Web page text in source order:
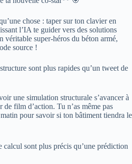
chose : taper sur ton clavier en
l’IA te guider vers des solutions
véritable super-héros du béton armé,
source !
sont plus rapides qu’un tweet de
une simulation structurale s’avancer à
film d’action. Tu n’as même pas
pour savoir si ton bâtiment tiendra le
sont plus précis qu’une prédiction